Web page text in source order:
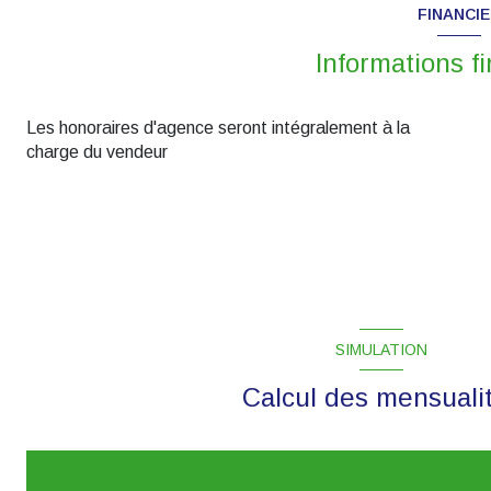
Informations
Les honoraires d'agence seront intégralement à la
charge du vendeur
SIMULATION
Calcul des